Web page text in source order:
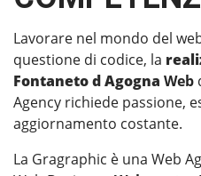
Lavorare nel mondo del
questione di codice, la
Fontaneto d Agogna Web
Agency richiede passione,
aggiornamento costante.
La Gragraphic è una Web